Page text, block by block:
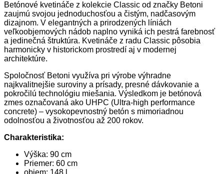
Betónové kvetináče z kolekcie Classic od značky Betoni
zaujmú svojou jednoduchosťou a čistým, nadčasovým
dizajnom. V elegantných a prirodzených líniách
veľkoobjemových nádob naplno vyniká ich pestrá farebnosť
a jedinečná štruktúra. Kvetináče z radu Classic pôsobia
harmonicky v historickom prostredí aj v modernej
architektúre.
Spoločnosť Betoni využíva pri výrobe výhradne
najkvalitnejšie suroviny a prísady, presné dávkovanie a
pokročilú technológiu miešania. Výsledkom je betónová
zmes označovaná ako UHPC (Ultra-high performance
concrete) – vysokopevnostný betón s mimoriadnou
odolnosťou a životnosťou až 200 rokov.
Charakteristika:
Výška: 90 cm
Priemer: 60 cm